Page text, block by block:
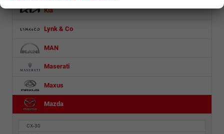
Kia
Lynk & Co
MAN
Maserati
Maxus
Mazda
CX-30